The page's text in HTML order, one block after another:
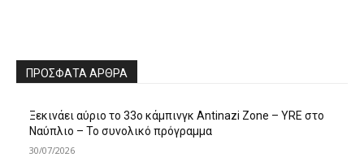
ΠΡΌΣΦΑΤΑ ΆΡΘΡΑ
Ξεκινάει αύριο το 33ο κάμπινγκ Antinazi Zone – YRE στο
Ναύπλιο – Το συνολικό πρόγραμμα
30/07/2026